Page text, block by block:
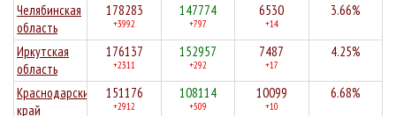
Челябинская
область
178283
+3992
147774
+797
6530
+14
3.66%
Иркутская
область
176137
+2311
152957
+292
7487
+17
4.25%
Краснодарский
край
151176
+2912
108114
+509
10099
+10
6.68%